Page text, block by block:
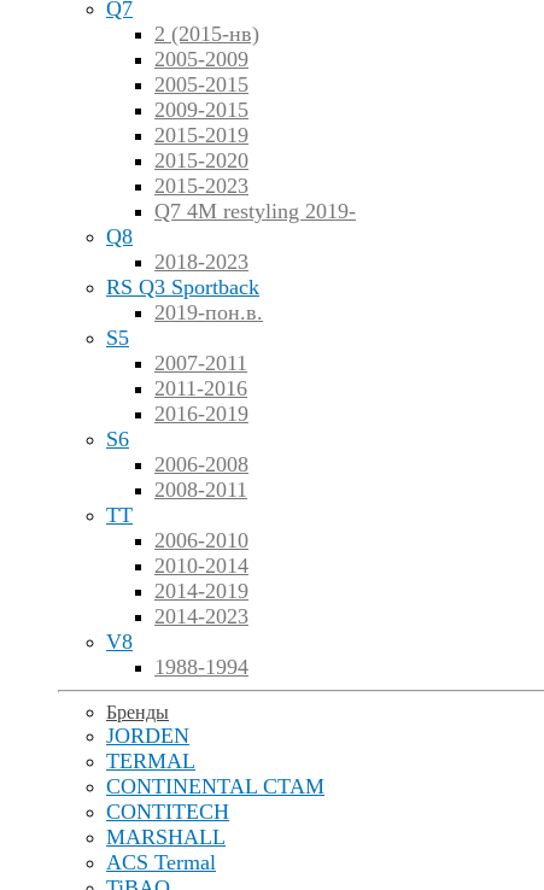
Q7
2 (2015-нв)
2005-2009
2005-2015
2009-2015
2015-2019
2015-2020
2015-2023
Q7 4M restyling 2019-
Q8
2018-2023
RS Q3 Sportback
2019-пон.в.
S5
2007-2011
2011-2016
2016-2019
S6
2006-2008
2008-2011
TT
2006-2010
2010-2014
2014-2019
2014-2023
V8
1988-1994
Бренды
JORDEN
TERMAL
CONTINENTAL CTAM
CONTITECH
MARSHALL
ACS Termal